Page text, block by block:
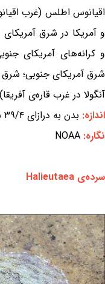
اقیانوس اطلس (غرب
و آمریکا در شرق
و کرانه‌های آمریکای
شرق آمریکای جنوبی؛
آنگولا در غرب قاره‌ی آفریقا)
اندازه: بدن به درازای ۳۹/۴ سانتی‌متر
نگاره: NOAA
سرده‌ی Halieutaea